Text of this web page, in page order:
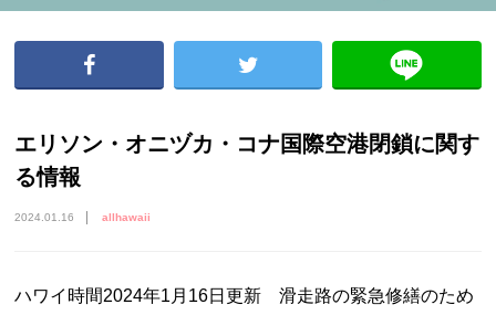
エリソン・オニヅカ・コナ国際空港閉鎖に関す
る情報
2024.01.16 allhawaii
ハワイ時間2024年1月16日更新 滑走路の緊急修繕のため